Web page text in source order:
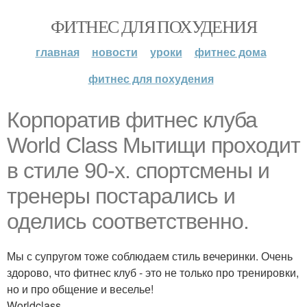
ФИТНЕС ДЛЯ ПОХУДЕНИЯ
главная новости уроки
фитнес дома
фитнес для похудения
Корпоратив фитнес клуба
World Class Мытищи проходит
в стиле 90-х. спортсмены и
тренеры постарались и
оделись соответственно.
Мы с супругом тоже соблюдаем стиль вечеринки. Очень
здорово, что фитнес клуб - это не только про тренировки,
но и про общение и веселье!